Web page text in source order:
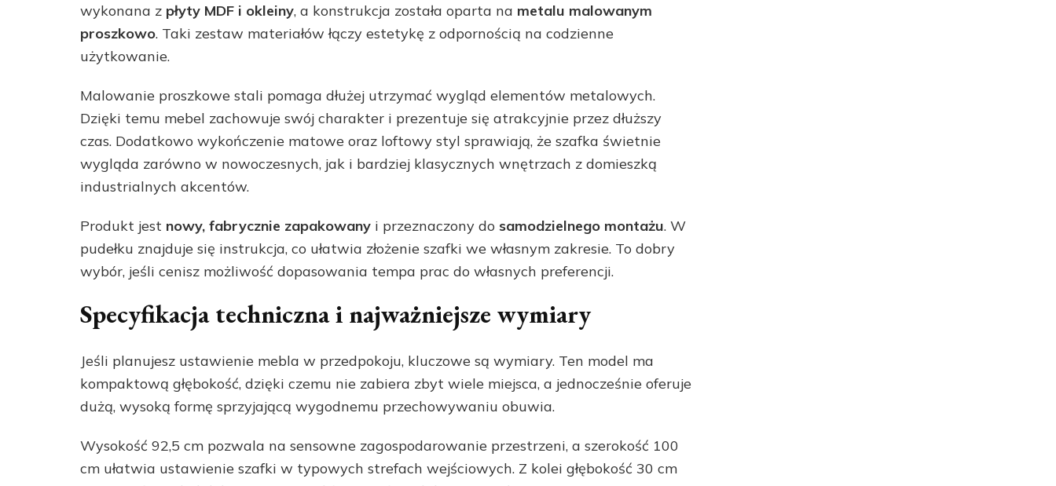
wykonana z płyty MDF i okleiny, a konstrukcja została oparta na metalu malowanym
proszkowo. Taki zestaw materiałów łączy estetykę z odpornością na codzienne
użytkowanie.
Malowanie proszkowe stali pomaga dłużej utrzymać wygląd elementów metalowych.
Dzięki temu mebel zachowuje swój charakter i prezentuje się atrakcyjnie przez dłuższy
czas. Dodatkowo wykończenie matowe oraz loftowy styl sprawiają, że szafka świetnie
wygląda zarówno w nowoczesnych, jak i bardziej klasycznych wnętrzach z domieszką
industrialnych akcentów.
Produkt jest nowy, fabrycznie zapakowany i przeznaczony do samodzielnego montażu. W
pudełku znajduje się instrukcja, co ułatwia złożenie szafki we własnym zakresie. To dobry
wybór, jeśli cenisz możliwość dopasowania tempa prac do własnych preferencji.
Specyfikacja techniczna i najważniejsze wymiary
Jeśli planujesz ustawienie mebla w przedpokoju, kluczowe są wymiary. Ten model ma
kompaktową głębokość, dzięki czemu nie zabiera zbyt wiele miejsca, a jednocześnie oferuje
dużą, wysoką formę sprzyjającą wygodnemu przechowywaniu obuwia.
Wysokość 92,5 cm pozwala na sensowne zagospodarowanie przestrzeni, a szerokość 100
cm ułatwia ustawienie szafki w typowych strefach wejściowych. Z kolei głębokość 30 cm